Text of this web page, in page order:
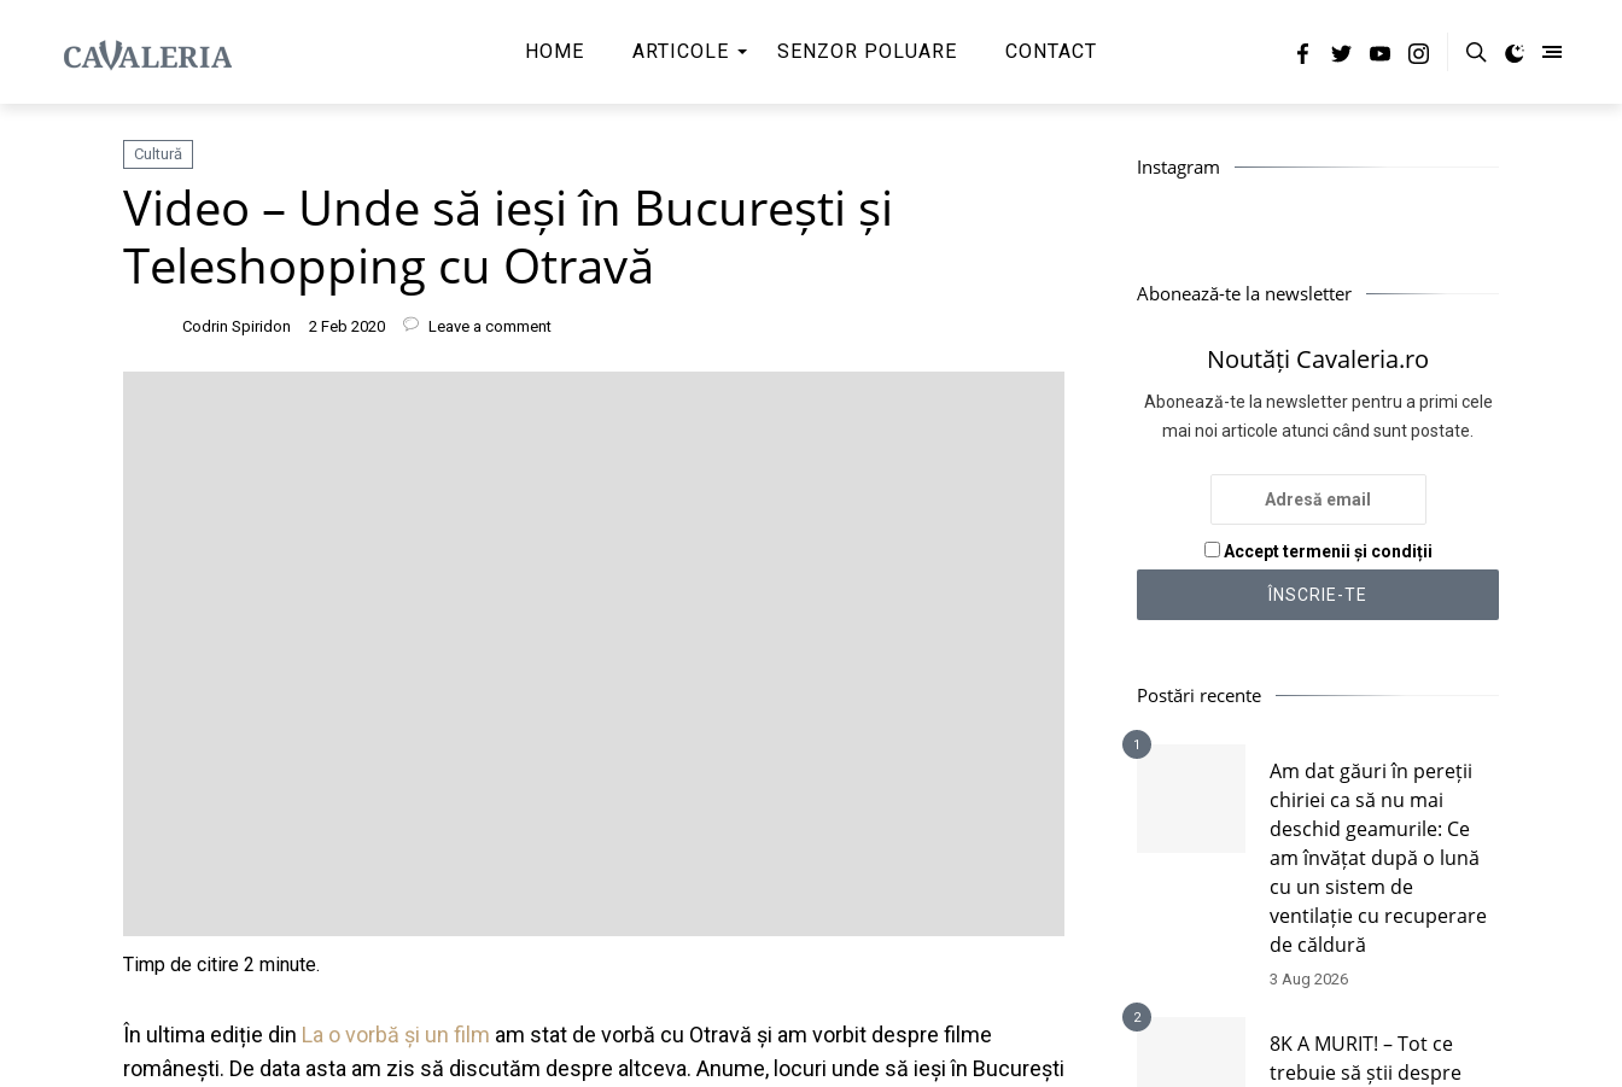
HOME ARTICOLE SENZOR POLUARE CONTACT
Cultură
Video – Unde să ieși în București și
Teleshopping cu Otravă
Codrin Spiridon 2 Feb 2020 Leave a comment
În ultima ediție din La o vorbă și un film am stat de vorbă cu Otravă și am vorbit despre filme
românești. De data asta am zis să discutăm despre altceva. Anume, locuri unde să ieși în București
Instagram
Abonează-te la newsletter
Noutăți Cavaleria.ro
Abonează-te la newsletter pentru a primi cele
mai noi articole atunci când sunt postate.
Accept termenii și condiții
Postări recente
1
Am dat găuri în pereții
chiriei ca să nu mai
deschid geamurile: Ce
am învățat după o lună
cu un sistem de
ventilație cu recuperare
de căldură
3 Aug 2026
2
8K A MURIT! – Tot ce
trebuie să știi despre